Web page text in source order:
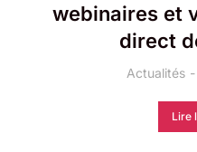
webinaires et
direct
Actualités
Lire